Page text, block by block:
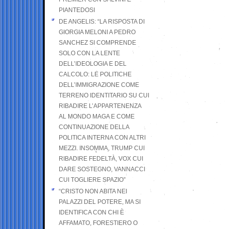
PIANTEDOSI
DE ANGELIS: “LA RISPOSTA DI
GIORGIA MELONI A PEDRO
SANCHEZ SI COMPRENDE
SOLO CON LA LENTE
DELL’IDEOLOGIA E DEL
CALCOLO: LE POLITICHE
DELL’IMMIGRAZIONE COME
TERRENO IDENTITARIO SU CUI
RIBADIRE L’APPARTENENZA
AL MONDO MAGA E COME
CONTINUAZIONE DELLA
POLITICA INTERNA CON ALTRI
MEZZI. INSOMMA, TRUMP CUI
RIBADIRE FEDELTÀ, VOX CUI
DARE SOSTEGNO, VANNACCI
CUI TOGLIERE SPAZIO”
“CRISTO NON ABITA NEI
PALAZZI DEL POTERE, MA SI
IDENTIFICA CON CHI È
AFFAMATO, FORESTIERO O